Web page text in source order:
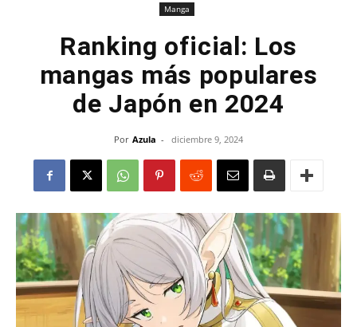
Manga
Ranking oficial: Los
mangas más populares
de Japón en 2024
Por Azula - diciembre 9, 2024